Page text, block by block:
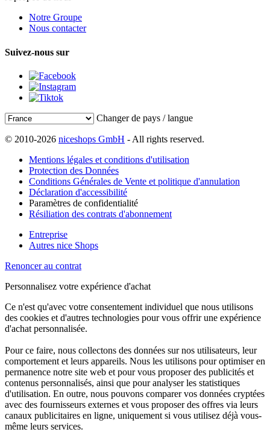
Notre Groupe
Nous contacter
Suivez-nous sur
Changer de pays / langue
© 2010-2026 niceshops GmbH - All rights reserved.
Mentions légales et conditions d'utilisation
Protection des Données
Conditions Générales de Vente et politique d'annulation
Déclaration d'accessibilité
Paramètres de confidentialité
Résiliation des contrats d'abonnement
Entreprise
Autres nice Shops
Renoncer au contrat
Personnalisez votre expérience d'achat
Ce n'est qu'avec votre consentement individuel que nous utilisons
des cookies et d'autres technologies pour vous offrir une expérience
d'achat personnalisée.
Pour ce faire, nous collectons des données sur nos utilisateurs, leur
comportement et leurs appareils. Nous les utilisons pour optimiser en
permanence notre site web et pour vous proposer des publicités et
contenus personnalisés, ainsi que pour analyser les statistiques
d'utilisation. En outre, nous pouvons comparer vos données cryptées
avec des fournisseurs externes et vous proposer des offres via leurs
canaux publicitaires en ligne, uniquement si vous utilisez déjà vous-
même leurs services.